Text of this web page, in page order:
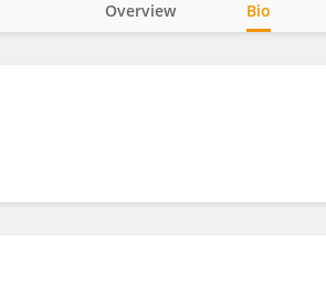
Overview Bio